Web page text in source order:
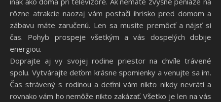
rôzne atrakcie naozaj vám postačí ihrisko pred domom a
zábavu máte zaručenú. Len sa musíte premôcť a nájsť si
čas. Pohyb prospeje všetkým a vás dospelých dobije
energiou.
Doprajte aj vy svojej rodine priestor na chvíle trávené
spolu. Vytvárajte deťom krásne spomienky a venujte sa im.
Čas strávený s rodinou a deťmi vám nikto nikdy nevráti a
rovnako vám ho nemôže nikto zakázať. Všetko je len na vás